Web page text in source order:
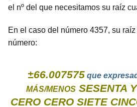
el nº del que necesitamos su raíz
En el caso del número 4357, su
número:
±66.007575 que
MÁS/MENOS SESENTA
CERO CERO SIETE